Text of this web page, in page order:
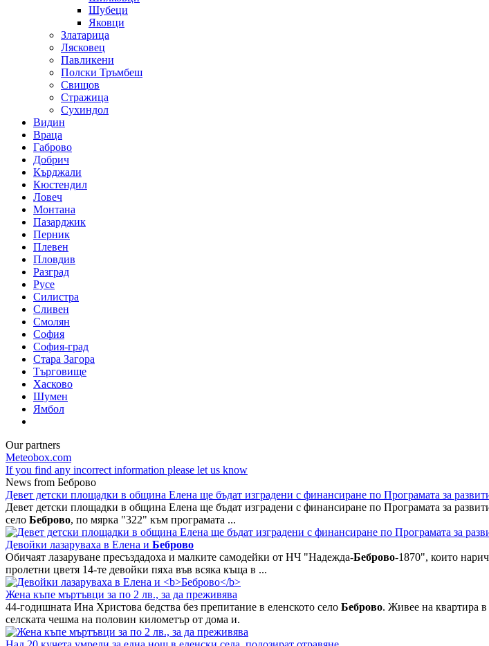
Шубеци
Яковци
Златарица
Лясковец
Павликени
Полски Тръмбеш
Свищов
Стражица
Сухиндол
Видин
Враца
Габрово
Добрич
Кърджали
Кюстендил
Ловеч
Монтана
Пазарджик
Перник
Плевен
Пловдив
Разград
Русе
Силистра
Сливен
Смолян
София
София-град
Стара Загора
Търговище
Хасково
Шумен
Ямбол
Our partners
Meteobox.com
If you find any incorrect information please let us know
News from Беброво
Девет детски площадки в община Елена ще бъдат изградени с финансиране по Програмата за
Девет детски площадки в община Елена ще бъдат изградени с финансиране по Програмата за
село Беброво, по мярка "322" към програмата ...
Девойки лазаруваха в Елена и Беброво
Обичаят лазаруване пресъздадоха и малките самодейки от НЧ "Надежда-Беброво-1870", които
пролетни цветя 14-те девойки пяха във всяка къща в ...
Жена къпе мъртъвци за по 2 лв., за да преживява
44-годишната Ина Христова бедства без препитание в еленското село Беброво. Живее на квартира
селската чешма на половин километър от дома и.